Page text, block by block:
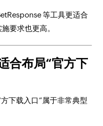
等工具更适合
要求也更高。
合布局“官方下
下载入口”属于非常典型